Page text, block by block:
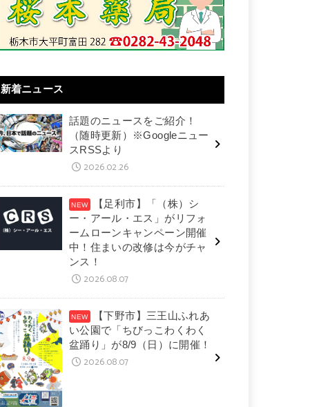
新着ニュース
話題のニュースをご紹介！
（随時更新）※Googleニュー
スRSSより
2026.02.26
【足利市】「（株）シ
ー・アール・エス」がリフォ
ームローンキャンペーン開催
中！住まいの改修は今がチャ
ンス！
2026.08.07
【下野市】三王山ふれあ
い公園で「ちびっこわくわく
盆踊り」が8/9（日）に開催！
2026.08.07